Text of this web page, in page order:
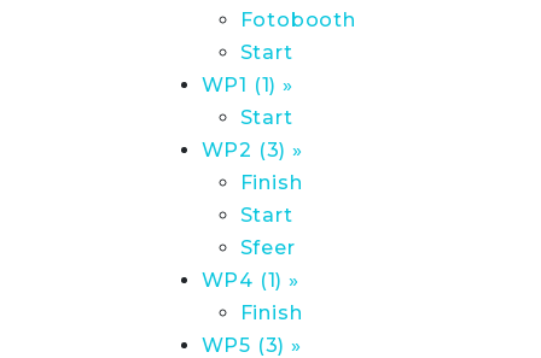
Fotobooth
Start
WP1 (1) »
Start
WP2 (3) »
Finish
Start
Sfeer
WP4 (1) »
Finish
WP5 (3) »